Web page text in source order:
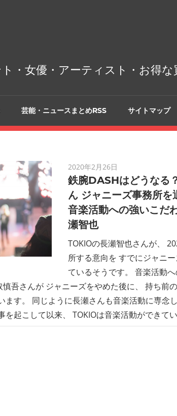
・女優・アーティスト・お得
芸能・ニュースまとめRSS サイトマップ
2020年2月26日
鉄腕DASHはどうなる
ん ジャニーズ事務所を
音楽活動への強いこだ
瀬智也
TOKIOの長瀬智也さんが、
所する意向を すでにジャニ
ているそうです。 音楽活動
吾さんが ジャニーズをやめた後に、 持ち前
ます。 同じように長瀬さんも音楽活動に専念
を起こして以来、 TOKIOは音楽活動ができて